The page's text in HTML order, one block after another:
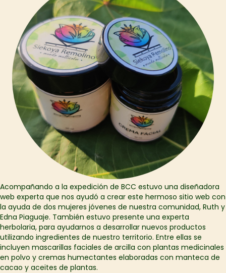
Acompañando a la expedición de BCC estuvo una diseñadora
web experta que nos ayudó a crear este hermoso sitio web con
la ayuda de dos mujeres jóvenes de nuestra comunidad, Ruth y
Edna Piaguaje. También estuvo presente una experta
herbolaria, para ayudarnos a desarrollar nuevos productos
utilizando ingredientes de nuestro territorio. Entre ellas se
incluyen mascarillas faciales de arcilla con plantas medicinales
en polvo y cremas humectantes elaboradas con manteca de
cacao y aceites de plantas.